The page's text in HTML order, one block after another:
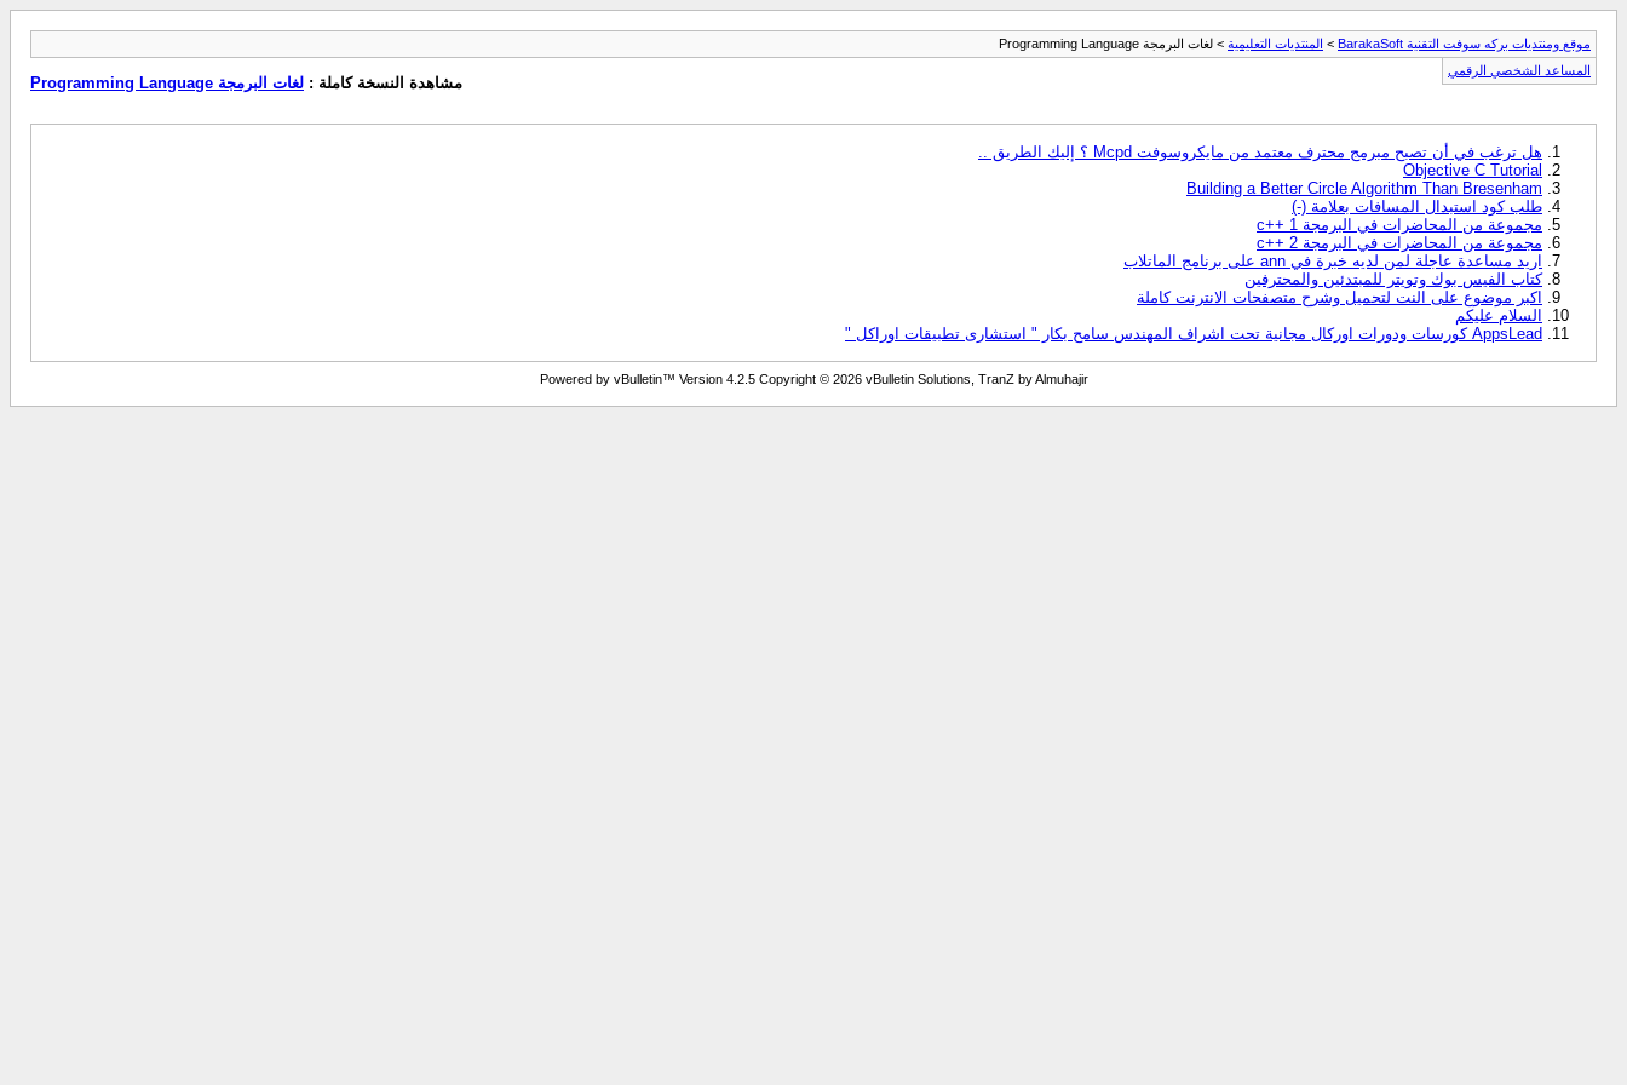
موقع ومنتديات بركه سوفت التقنية BarakaSoft > المنتديات التعليمية > لغات البرمجة Programming Language
المساعد الشخصي الرقمي
مشاهدة النسخة كاملة : لغات البرمجة Programming Language
هل ترغب في أن تصبح مبرمج محترف معتمد من مايكروسوفت Mcpd ؟ إليك الطريق ..
Objective C Tutorial
Building a Better Circle Algorithm Than Bresenham
طلب كود استبدال المسافات بعلامة (-)
مجموعة من المحاضرات في البرمجة c++ 1
مجموعة من المحاضرات في البرمجة c++ 2
اريد مساعدة عاجلة لمن لديه خبرة في ann على برنامج الماتلاب
كتاب الفيس بوك وتويتر للمبتدئين والمحترفين
اكبر موضوع على النت لتحميل وشرح متصفحات الانترنت كاملة
السلام عليكم
AppsLead كورسات ودورات اوركال مجانية تحت اشراف المهندس سامح بكار " استشارى تطبيقات اوراكل "
Powered by vBulletin™ Version 4.2.5 Copyright © 2026 vBulletin Solutions, TranZ by Almuhajir